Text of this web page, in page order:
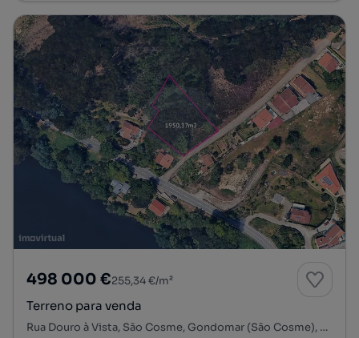
498 000 €255,34 €/m²
Terreno para venda
Rua Douro à Vista, São Cosme, Gondomar (São Cosme), Valbom e Jovim, Gondomar, Porto